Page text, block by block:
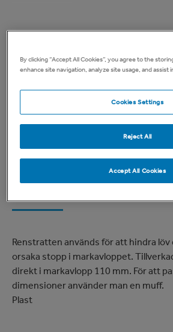
Renstratt
Renstratten används för att hindra
orsaka stopp i markavloppet.
direkt i markavlopp 110 mm. För att
dimensioner använder man en muff.
Plast
By clicking “Accept All Cookies”, you agree to the
enhance site navigation, analyze site usage, and
Cookies Settings
Reject All
Accept All Cookies